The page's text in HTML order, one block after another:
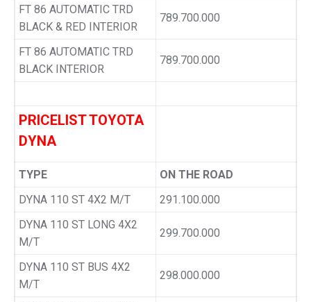
FT 86 AUTOMATIC TRD
BLACK & RED INTERIOR
789.700.000
FT 86 AUTOMATIC TRD
BLACK INTERIOR
789.700.000
PRICELIST TOYOTA
DYNA
TYPE
ON THE ROAD
DYNA 110 ST 4X2 M/T
291.100.000
DYNA 110 ST LONG 4X2
M/T
299.700.000
DYNA 110 ST BUS 4X2
M/T
298.000.000